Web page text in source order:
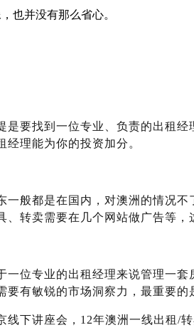
也并没有那么省心。
是要找到一位专业、负责的出租
经理能为你的投资加分。
一般都是在国内，对澳洲的情况
、转卖需要在几个网站做广告等，
一位专业的出租经理来说管理一
要有敏锐的市场洞察力 ，最重要的
线下讲座会， 12年澳洲一线出租 /